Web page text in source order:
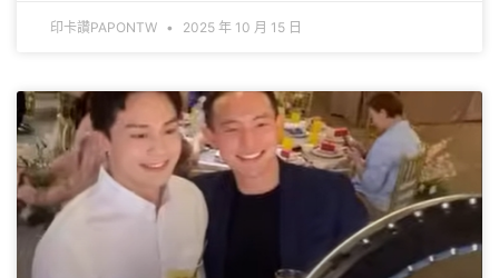
印卡讚PAPONTW 2025 年 10 月 15 日